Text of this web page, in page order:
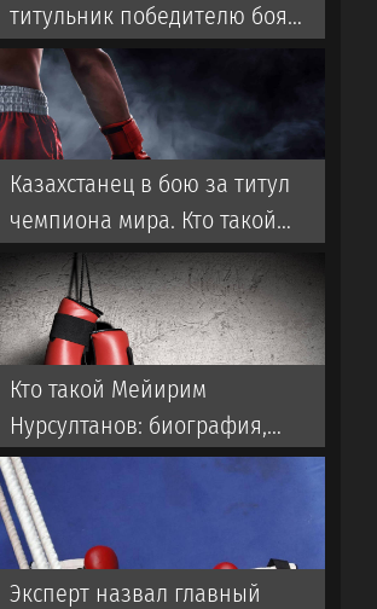
титульник победителю боя
Нурсултанов — Рамос
Казахстанец в бою за титул
чемпиона мира. Кто такой
Мейирим Нурсултанов:
биография, бои
Кто такой Мейирим
Нурсултанов: биография,
рекорд, статистика, следующий
бой и последние новости
Эксперт назвал главный